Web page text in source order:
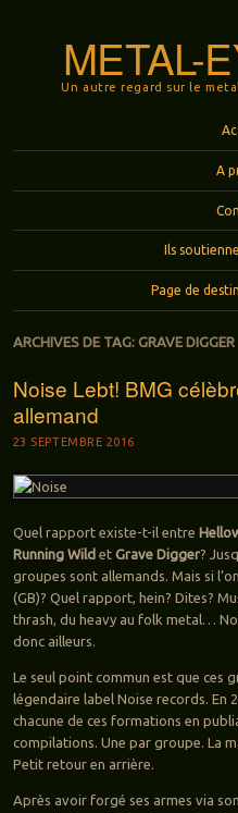
METAL-
Un autre regard sur le metal
A
Ils
Page de
ARCHIVES DE TAG: GRAVE DIGGER
Noise Lebt! BMG
allemand
23 SEPTEMBRE 2016
Quel rapport existe-t-il entre
Running Wild et Grave Digger?
groupes sont allemands. Mais si
(GB)? Quel rapport, hein? Dites?
thrash, du heavy au folk metal…
donc ailleurs.
Le seul point commun est que ces
légendaire label Noise records. En
chacune de ces formations en
compilations. Une par groupe. La
Petit retour en arrière.
Après avoir forgé ses armes via